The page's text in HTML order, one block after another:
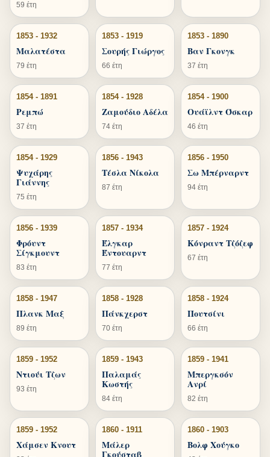
59 έτη
1853 - 1932
Μαλατέστα
79 έτη
1853 - 1919
Σουρής Γιώργος
66 έτη
1853 - 1890
Βαν Γκονγκ
37 έτη
1854 - 1891
Ρεμπώ
37 έτη
1854 - 1928
Ζαμούδιο Αδέλα
74 έτη
1854 - 1900
Ουάϊλντ Όσκαρ
46 έτη
1854 - 1929
Ψυχάρης
Γιάννης
75 έτη
1856 - 1943
Τέσλα Νίκολα
87 έτη
1856 - 1950
Σω Μπέρναρντ
94 έτη
1856 - 1939
Φρόυντ
Σίγκμουντ
83 έτη
1857 - 1934
Έλγκαρ
Έντουαρντ
77 έτη
1857 - 1924
Κόνραντ Τζόζεφ
67 έτη
1858 - 1947
Πλανκ Μαξ
89 έτη
1858 - 1928
Πάνκχερστ
70 έτη
1858 - 1924
Πουτσίνι
66 έτη
1859 - 1952
Ντιούι Τζων
93 έτη
1859 - 1943
Παλαμάς
Κωστής
84 έτη
1859 - 1941
Μπεργκσόν
Ανρί
82 έτη
1859 - 1952
Χάμσεν Κνουτ
1860 - 1911
Μάλερ
Γκούσταβ
1860 - 1903
Βολφ Χούγκο